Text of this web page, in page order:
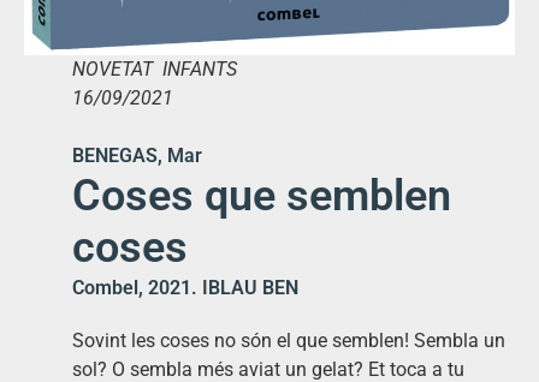
NOVETAT INFANTS
16/09/2021
BENEGAS, Mar
Coses que semblen
coses
Combel, 2021. IBLAU BEN
Sovint les coses no són el que semblen! Sembla un
sol? O sembla més aviat un gelat? Et toca a tu